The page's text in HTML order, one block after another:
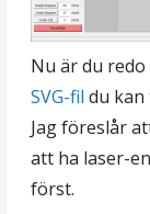
Nu är du
SVG-fil du kan
Jag föreslår
att ha laser-
först.